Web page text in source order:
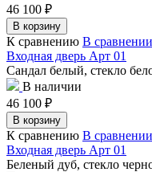
46 100 ₽
В корзину
К сравнению В сравнении
Входная дверь Арт 01
Сандал белый, стекло
В наличии
46 100 ₽
В корзину
К сравнению В сравнении
Входная дверь Арт 01
Беленый дуб, стекло